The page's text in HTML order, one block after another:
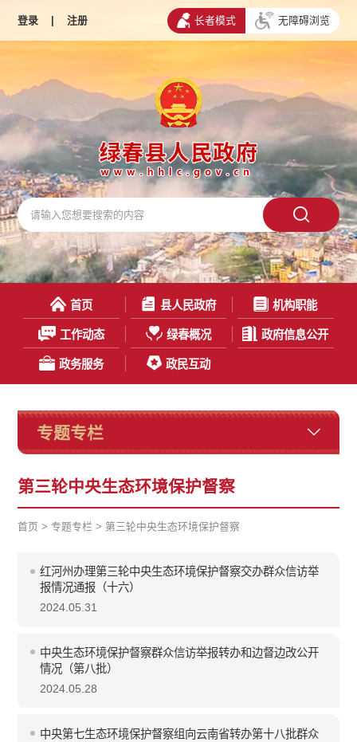
登录 | 注册 长者模式 无障碍浏览
首页 县人民政府 机构职能
工作动态 绿春概况 政府信息公开
政务服务 政民互动
专题专栏
第三轮中央生态环境保护督察
首页 >专题专栏 > 第三轮中央生态环境保护督察
红河州办理第三轮中央生态环境保护督察交办群众信访举
报情况通报（十六）
2024.05.31
中央生态环境保护督察群众信访举报转办和边督边改公开
情况（第八批）
2024.05.28
中央第七生态环境保护督察组向云南省转办第十八批群众